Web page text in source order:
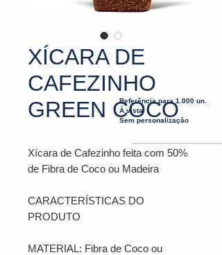
XÍCARA DE
CAFEZINHO
GREEN COCO
Xícara de Cafezinho feita com 50%
de Fibra de Coco ou Madeira
CARACTERÍSTICAS DO
PRODUTO
MATERIAL: Fibra de Coco ou
Referência para 1.000 un.
À vista
Sem personalização